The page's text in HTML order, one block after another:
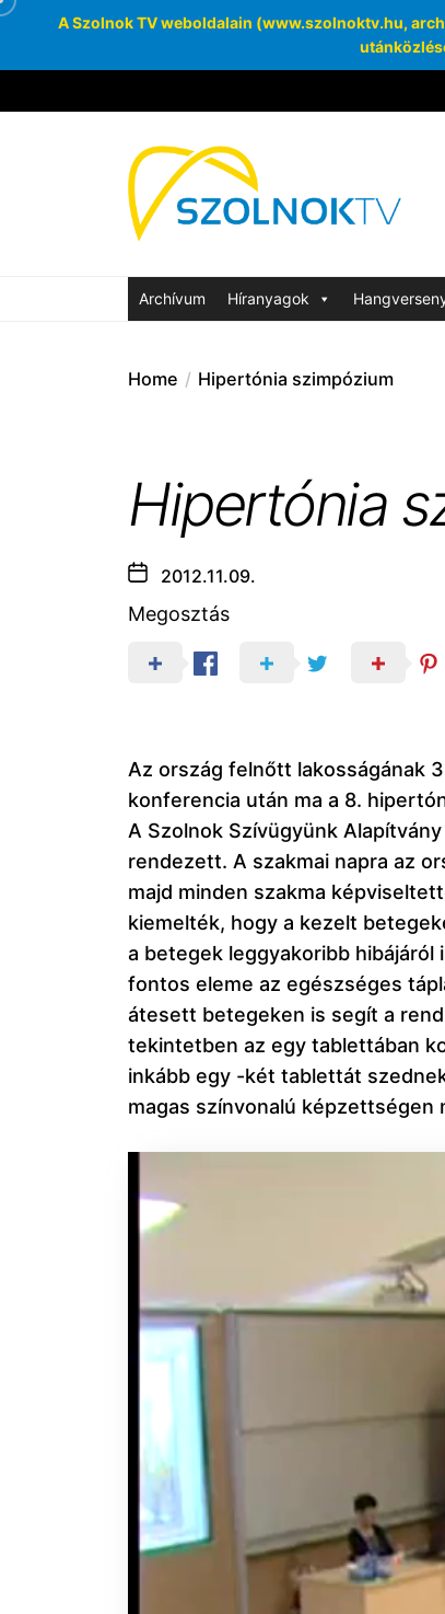
A Szolnok TV weboldalain (www.szolnoktv.hu,
to
SzolnokTV
Archívum Híranyagok
Home Hipertónia szimpózium
Hipertónia
2012.11.09.
Megosztás
Az ország felnőtt lakosságának
konferencia után ma a 8.
A Szolnok Szívügyünk
rendezett. A szakmai napra az
majd minden szakma
kiemelték, hogy a kezelt
a betegek leggyakoribb
fontos eleme az egészséges
átesett betegeken is segít a
tekintetben az egy tablettában
inkább egy -két tablettát
magas színvonalú képzettségen